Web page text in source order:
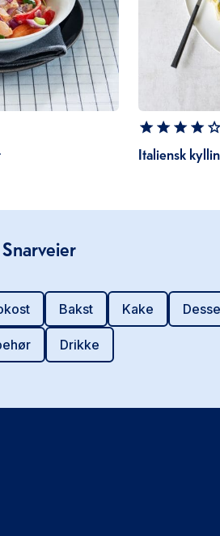
Italiensk
Snarveier
Bakst Kake
Drikke